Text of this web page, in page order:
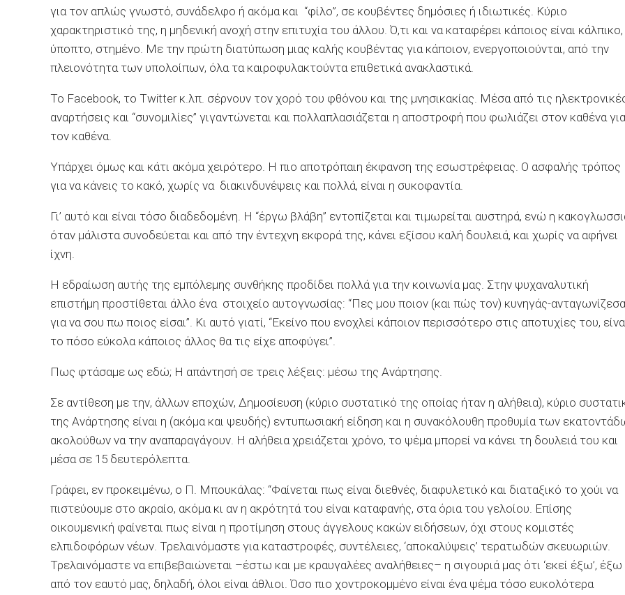
για τον απλώς γνωστό, συνάδελφο ή ακόμα και “φίλο”, σε κουβέντες δημόσιες ή ιδιωτικές. Κύριο
χαρακτηριστικό της, η μηδενική ανοχή στην επιτυχία του άλλου. Ό,τι και να καταφέρει κάποιος είναι κάλπικο,
ύποπτο, στημένο. Με την πρώτη διατύπωση μιας καλής κουβέντας για κάποιον, ενεργοποιούνται, από την
πλειονότητα των υπολοίπων, όλα τα καιροφυλακτούντα επιθετικά ανακλαστικά.
Το Facebook, το Twitter κ.λπ. σέρνουν τον χορό του φθόνου και της μνησικακίας. Μέσα από τις
αναρτήσεις και “συνομιλίες” γιγαντώνεται και πολλαπλασιάζεται η αποστροφή που φωλιάζει στον καθένα για
τον καθένα.
Υπάρχει όμως και κάτι ακόμα χειρότερο. Η πιο αποτρόπαιη έκφανση της εσωστρέφειας. Ο ασφαλής τρόπος
για να κάνεις το κακό, χωρίς να διακινδυνέψεις και πολλά, είναι η συκοφαντία.
Γι’ αυτό και είναι τόσο διαδεδομένη. Η “έργω βλάβη” εντοπίζεται και τιμωρείται αυστηρά, ενώ η
όταν μάλιστα συνοδεύεται και από την έντεχνη εκφορά της, κάνει εξίσου καλή δουλειά, και χωρίς να αφήνει
ίχνη.
Η εδραίωση αυτής της εμπόλεμης συνθήκης προδίδει πολλά για την κοινωνία μας. Στην ψυχαναλυτική
επιστήμη προστίθεται άλλο ένα στοιχείο αυτογνωσίας: “Πες μου ποιον (και πώς τον) κυνηγάς-
για να σου πω ποιος είσαι”. Κι αυτό γιατί, “Εκείνο που ενοχλεί κάποιον περισσότερο στις αποτυχίες του,
το πόσο εύκολα κάποιος άλλος θα τις είχε αποφύγει”.
Πως φτάσαμε ως εδώ; Η απάντησή σε τρεις λέξεις: μέσω της Ανάρτησης.
Σε αντίθεση με την, άλλων εποχών, Δημοσίευση (κύριο συστατικό της οποίας ήταν η αλήθεια), κύριο
της Ανάρτησης είναι η (ακόμα και ψευδής) εντυπωσιακή είδηση και η συνακόλουθη προθυμία των
ακολούθων να την αναπαραγάγουν. Η αλήθεια χρειάζεται χρόνο, το ψέμα μπορεί να κάνει τη δουλειά του και
μέσα σε 15 δευτερόλεπτα.
Γράφει, εν προκειμένω, ο Π. Μπουκάλας: “Φαίνεται πως είναι διεθνές, διαφυλετικό και διαταξικό το χούι να
πιστεύουμε στο ακραίο, ακόμα κι αν η ακρότητά του είναι καταφανής, στα όρια του γελοίου. Επίσης
οικουμενική φαίνεται πως είναι η προτίμηση στους άγγελους κακών ειδήσεων, όχι στους κομιστές
ελπιδοφόρων νέων. Τρελαινόμαστε για καταστροφές, συντέλειες, ‘αποκαλύψεις’ τερατωδών σκευωριών.
Τρελαινόμαστε να επιβεβαιώνεται –έστω και με κραυγαλέες αναλήθειες– η σιγουριά μας ότι ‘εκεί έξω’, έξω
από τον εαυτό μας, δηλαδή, όλοι είναι άθλιοι. Όσο πιο χοντροκομμένο είναι ένα ψέμα τόσο ευκολότερα